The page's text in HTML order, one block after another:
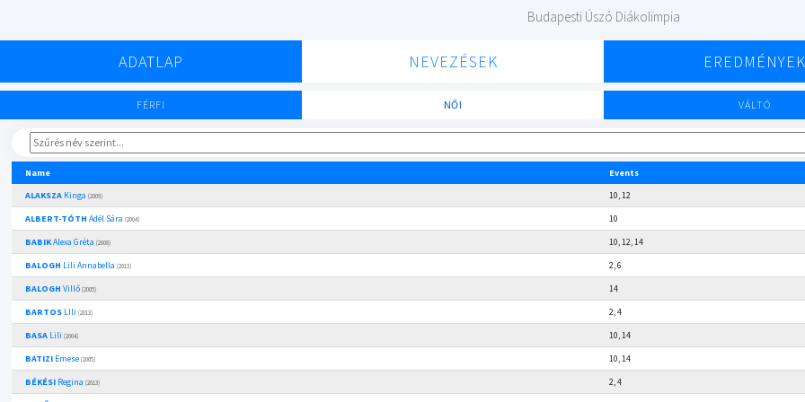
Budapesti Úszó Diákolimpia
ADATLAP NEVEZÉSEK EREDMÉNYEK
FÉRFI NŐI VÁLTÓ
Name
Events
ALAKSZAKinga (2009)
10, 12
ALBERT-TÓTH Adél Sára (2004)
10
BABIKAlexa Gréta (2008)
10, 12, 14
BALOGH Lili Annabella (2013)
2, 6
BALOGH Villő (2005)
14
BARTOSLIli (2013)
2, 4
BASALili (2004)
10, 14
BATIZIEmese (2005)
10, 14
BÉKÉSIRegina (2013)
2, 4